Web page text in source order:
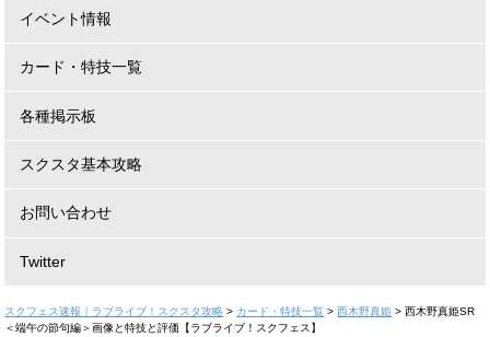
イベント情報
カード・特技一覧
各種掲示板
スクスタ基本攻略
お問い合わせ
Twitter
スクフェス速報｜ラブライブ！スクスタ攻略 > カード・特技一覧 >西木野真姫 >西木野真姫SR
＜端午の節句編＞画像と特技と評価【ラブライブ！スクフェス】